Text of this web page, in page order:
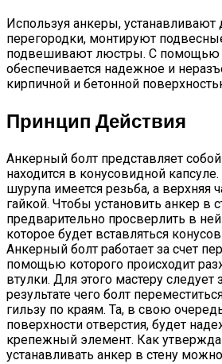
Используя анкеры, устанавливают
перегородки, монтируют
подвешивают люстры. С помощью
обеспечивается надежное и
кирпичной и бетонной
Принцип Действия
Анкерный болт представляет
находится в конусовидной
шурупа имеется резьба, а верхняя
гайкой. Чтобы установить анкер в
предварительно просверлить в
которое будет вставляться
Анкерный болт работает за счет
помощью которого происходит
втулки. Для этого мастеру следует
результате чего болт
гильзу по краям. Та, в свою
поверхности отверстия, будет
крепежный элемент. Как
устанавливать анкер в стену